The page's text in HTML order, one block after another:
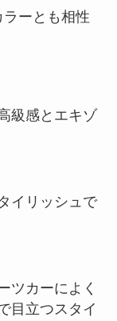
ーとも相性
級感とエキゾ
イリッシュで
ツカーによく
目立つスタイ